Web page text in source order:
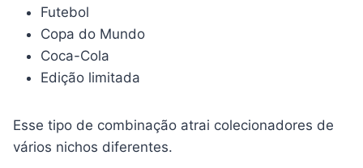
Futebol
Copa do Mundo
Coca-Cola
Edição limitada
Esse tipo de combinação atrai colecionadores de
vários nichos diferentes.